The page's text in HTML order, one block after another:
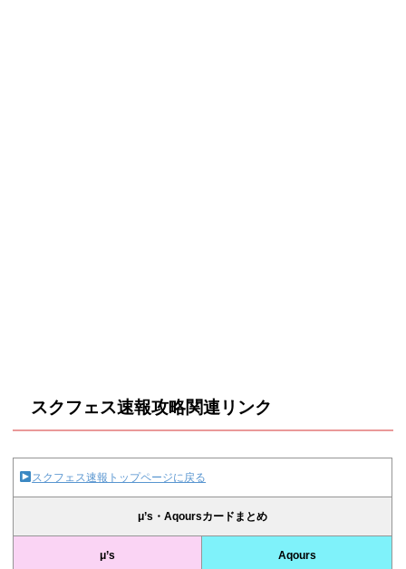
スクフェス速報攻略関連リンク
スクフェス速報トップページに戻る
μ’s・Aqoursカードまとめ
μ’s Aqours